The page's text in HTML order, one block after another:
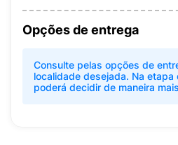
Opções de entrega
Consulte pelas opções de
localidade desejada. Na
poderá decidir de maneira